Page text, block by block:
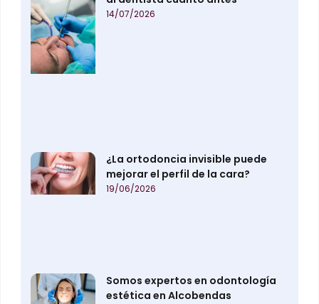
14/07/2026
¿La ortodoncia invisible puede
mejorar el perfil de la cara?
19/06/2026
Somos expertos en odontología
estética en Alcobendas